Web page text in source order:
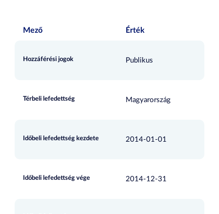
Mező Érték
Hozzáférési jogok Publikus
Térbeli lefedettség Magyarország
Időbeli lefedettség kezdete 2014-01-01
Időbeli lefedettség vége 2014-12-31